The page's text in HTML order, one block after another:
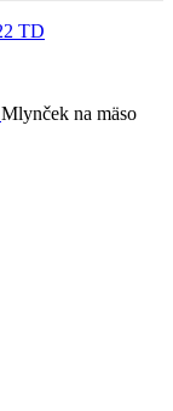
Mlynček na mäso